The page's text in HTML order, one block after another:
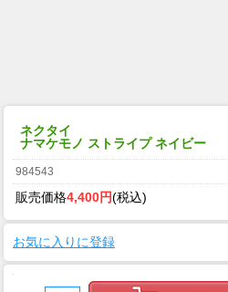
ネクタイ
ナマケモノ ストライプ ネイビー
984543
販売価格4,400円(税込)
お気に入りに登録